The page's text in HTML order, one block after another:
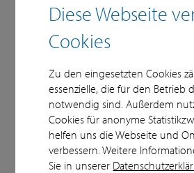
Service
Diese Webseite
Cookies
Zu den eingesetzten Cookies
essenzielle, die für den Betrieb
notwendig sind. Außerdem
Cookies für anonyme
helfen uns die Webseite und
verbessern. Weitere
Sie in unserer